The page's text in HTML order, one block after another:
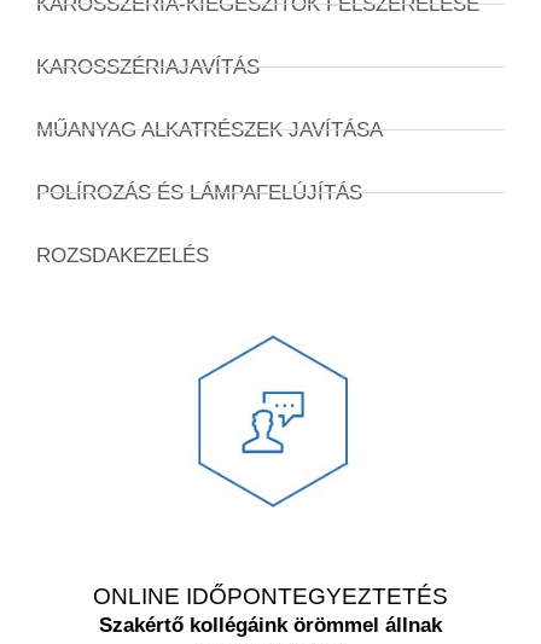
KAROSSZÉRIAJAVÍTÁS
MŰANYAG ALKATRÉSZEK JAVÍTÁSA
POLÍROZÁS ÉS LÁMPAFELÚJÍTÁS
ROZSDAKEZELÉS
ONLINE IDŐPONTEGYEZTETÉS
Szakértő kollégáink örömmel állnak